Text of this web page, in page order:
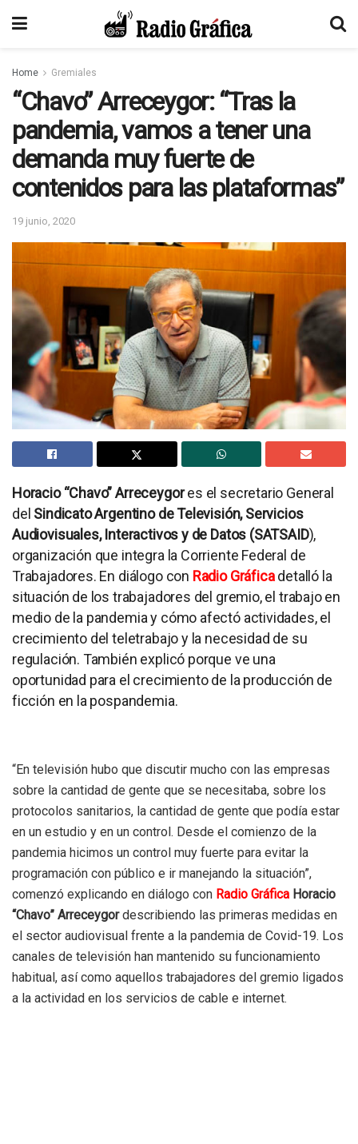
Home Gremiales
“Chavo” Arreceygor: “Tras la
pandemia, vamos a tener una
demanda muy fuerte de
contenidos para las plataformas”
19 junio, 2020
Horacio “Chavo” Arreceygores el secretario General
del Sindicato Argentino de Televisión, Servicios
Audiovisuales, Interactivos y de Datos (SATSAID),
organización que integra la Corriente Federal de
Trabajadores. En diálogo con Radio Gráficadetalló la
situación de los trabajadores del gremio, el trabajo en
medio de la pandemia y cómo afectó actividades, el
crecimiento del teletrabajo y la necesidad de su
regulación. También explicó porque ve una
oportunidad para el crecimiento de la producción de
ficción en la pospandemia.
“En televisión hubo que discutir mucho con las empresas
sobre la cantidad de gente que se necesitaba, sobre los
protocolos sanitarios, la cantidad de gente que podía estar
en un estudio y en un control. Desde el comienzo de la
pandemia hicimos un control muy fuerte para evitar la
programación con público e ir manejando la situación”,
comenzó explicando en diálogo con Radio Gráfica Horacio
“Chavo” Arreceygordescribiendo las primeras medidas en
el sector audiovisual frente a la pandemia de Covid-19. Los
canales de televisión han mantenido su funcionamiento
habitual, así como aquellos trabajadores del gremio ligados
a la actividad en los servicios de cable e internet.